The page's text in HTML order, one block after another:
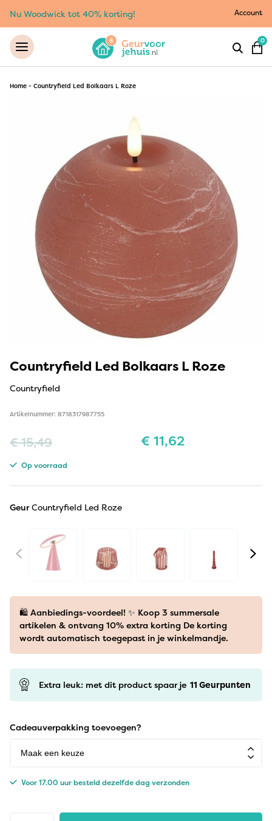
Nu Woodwick tot 40% korting! Account
0
Home - Countryfield Led Bolkaars L Roze
Countryfield Led Bolkaars L Roze
Countryfield
Artikelnummer: 8718317987755
€15,49 € 11,62
Op voorraad
GeurCountryfield Led Roze
🛍️ Aanbiedings-voordeel! ✨ Koop 3 summersale
artikelen & ontvang 10% extra korting De korting
wordt automatisch toegepast in je winkelmandje.
Extra leuk: met dit product spaar je 11 Geurpunten
Cadeauverpakking toevoegen?
Voor 17.00 uur besteld dezelfde dag verzonden